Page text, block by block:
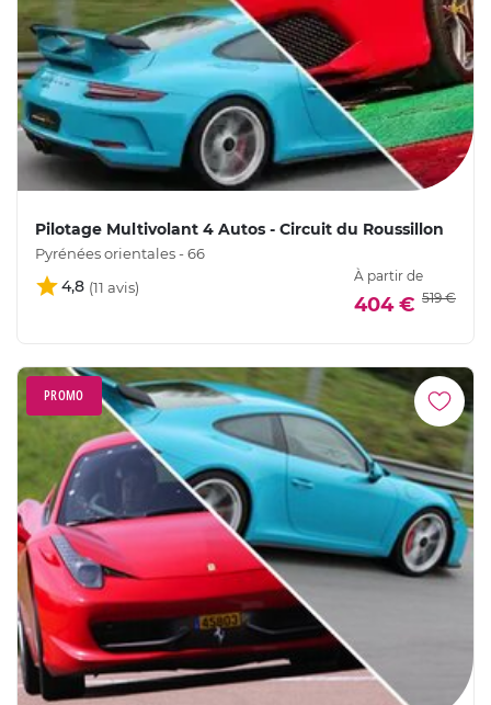
Pilotage Multivolant 4 Autos - Circuit du Roussillon
Pyrénées orientales - 66
4,8
À partir de
404 € 519 €
PROMO